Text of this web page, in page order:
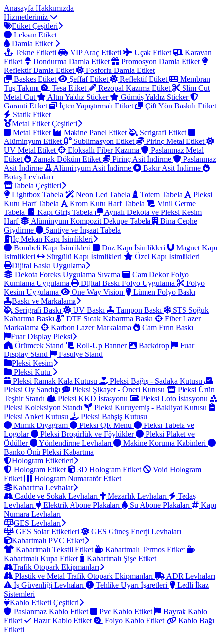
Anasayfa Hakkımızda
Hizmetlerimiz
Etiket Çeşitleri
Leksan Etiket
Damla Etiket
Tekne Etiketi
VIP Araç Etiketi Uçak Etiket
Karavan
Etiket
Dondurma Damla Etiket
Promosyon Damla Etiket
Reflektif Damla Etiket
Fosforlu Damla Etiket
Baskes Etiket
Şeffaf Etiket Reflektif Etiket
Membran
Tuş Takımı
Tesa Etiket Rezopal Kazıma Etiket
Slim Cut
Metal Cut
Altın Yaldız Sticker
Gümüş Yaldız Sticker
Garanti Etiket
İçten Yapıştırmalı Etiket
Çift Yön Baskılı Etiket
Statik Etiket
Metal Etiket Çeşitleri
Metal Etiket
Makine Panel Etiket
Serigrafi Etiket
Alüminyum Etiket
Sublimasyon Etiket
Pirinç Metal Etiket
UV Metal Etiket
Eloksallı Fiber Kazıma
Paslanmaz Metal
Etiket
Zamak Döküm Etiket Pirinç Asit İndirme
Paslanmaz
Asit İndirme
Alüminyum Asit İndirme
Bakır Asit İndirme
Botaş Levhaları
Tabela Çeşitleri
Lightbox Tabela
Neon Led Tabela Totem Tabela
Pleksi
Kutu Harf Tabela
Krom Kutu Harf Tabela
Vinil Germe
Tabela
Kapı Giriş Tabela
Aynalı Dekota ve Pleksi Kesim
Harf
Alüminyum Kompozit Dekupe Tabela
Bina Cephe
Giydirme
Şantiye ve İnşaat Tabela
İç Mekan Kapı İsimlikleri
Bombeli Kapı İsimlikleri
Düz Kapı İsimlikleri
Magnet Kapı
İsimlikleri
Sürgülü Kapı İsimlikleri
Özel Kapı İsimlikleri
Dijital Baskı Uygulama
Dekota Foreks Uygulama Sıvama
Cam Dekor Folyo
Kumlama Uygulama
Dijital Baskı Folyo Uygulama
Folyo
Kesim Uygulama
One Way Vision
Lümen Folyo Baskı
Baskı ve Markalama
Serigrafi Baskı
UV Baskı Tampon Baskı
STS Soğuk
Kabartma Baskı
DTF Sıcak Kabartma Baskı
Fiber Lazer
Markalama
Karbon Lazer Markalama
Cam Fırın Baskı
Fuar Display Pleksi
Örümcek Stand
Roll-Up Banner Backdrop
Fuar
Display Stand
Fasülye Stand
Pleksi Kesim
Pleksi Kutu
Pleksi Ramak Kala Kutusu
Pleksi Bağış - Sadaka Kutusu
Pleksi Oy Sandığı
Pleksi Şikayet - Öneri Kutusu
Pleksi Ürün
Teşhir Standı
Pleksi KKD İstasyonu
Pleksi Loto İstasyonu
Pleksi Koleksiyon Standı
Pleksi Kuruyemiş - Bakliyat Kutusu
Pleksi Anket Kutusu
Pleksi Bahşiş Kutusu
Mimik Diyagram
Pleksi QR Menü
Pleksi Tabela ve
Logolar
Pleksi Broşürlük ve Föylükler
Pleksi Plaket ve
Ödüller
Yönlendirme Levhaları
Makine Koruma Kabinleri
Banko Önü Pleksi Kabartma
Hologram Etiketleri
Hologram Etiket
3D Hologram Etiket
Void Hologram
Etiket
Hologram Numaratör Etiket
Kabartma Levhalar
Cadde ve Sokak Levhaları
Mezarlık Levhaları
Tedaş
Levhaları
Elektrik Abone Plakaları Su Abone Plakaları
Kapı
Numara Levhaları
GES Levhaları
GES Solar Etiketleri
GES Güneş Enerji Levhaları
Kabartmalı PVC Etiket
Kabartmalı Tekstil Etiket
Kabartmalı Termos Etiket
Kabartmalı Kupa Etiket
Kabartmalı Şişe Etiket
Trafik Otopark Ekipmanları
Plastik ve Metal Trafik Otopark Ekipmanları
ADR Levhaları
İş Güvenliği Levhaları
Tehlike Uyarı İşaretleri
Ledli İkaz
Sistemleri
Kablo Etiketi Çeşitleri
Paslanmaz Kablo Etiket
Pvc Kablo Etiket
Bayrak Kablo
Etiket
Hazır Kablo Etiket Folyo Kablo Etiket
Kablo Bağı
Etiketi